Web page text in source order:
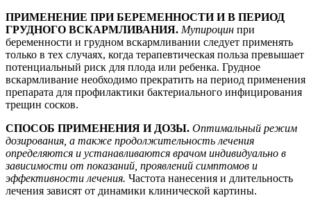
ПРИМЕНЕНИЕ ПРИ БЕРЕМЕННОСТИ И В ПЕРИОД
ГРУДНОГО ВСКАРМЛИВАНИЯ. Мупироцин при
беременности и грудном вскармливании следует применять
только в тех случаях, когда терапевтическая польза превышает
потенциальный риск для плода или ребенка. Грудное
вскармливание необходимо прекратить на период применения
препарата для профилактики бактериального инфицирования
трещин сосков.
СПОСОБ ПРИМЕНЕНИЯ И ДОЗЫ. Оптимальный режим
дозирования, а также продолжительность лечения
определяются и устанавливаются врачом индивидуально в
зависимости от показаний, проявлений симптомов и
эффективности лечения. Частота нанесения и длительность
лечения зависят от динамики клинической картины.